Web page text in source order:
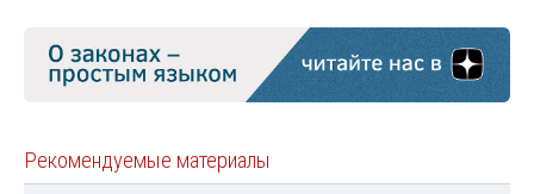
Рекомендуемые материалы